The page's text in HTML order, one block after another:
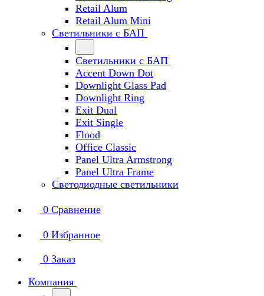
Retail Alum
Retail Alum Mini
Светильники с БАП
Светильники с БАП
Accent Down Dot
Downlight Glass Pad
Downlight Ring
Exit Dual
Exit Single
Flood
Office Classic
Panel Ultra Armstrong
Panel Ultra Frame
Светодиодные светильники
0 Сравнение
0 Избранное
0 Заказ
Компания